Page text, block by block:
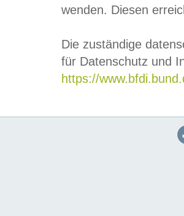
wenden. Diesen
Die zuständige
für Datenschutz und
https://